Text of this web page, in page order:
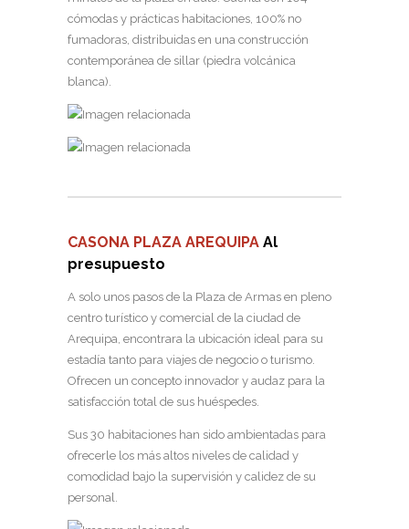
cómodas y prácticas habitaciones, 100% no
fumadoras, distribuidas en una construcción
contemporánea de sillar (piedra volcánica
blanca).
CASONA PLAZA AREQUIPA Al
presupuesto
A solo unos pasos de la Plaza de Armas en pleno
centro turístico y comercial de la ciudad de
Arequipa, encontrara la ubicación ideal para su
estadía tanto para viajes de negocio o turismo.
Ofrecen un concepto innovador y audaz para la
satisfacción total de sus huéspedes.
Sus 30 habitaciones han sido ambientadas para
ofrecerle los más altos niveles de calidad y
comodidad bajo la supervisión y calidez de su
personal.